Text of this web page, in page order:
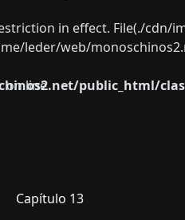
in effect. File(./
leder/web/
public_html/
on line
Capítulo 13